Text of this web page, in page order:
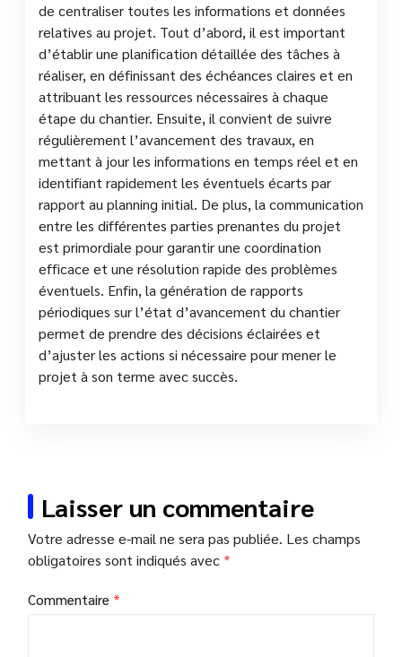
de centraliser toutes les informations et données
relatives au projet. Tout d’abord, il est important
d’établir une planification détaillée des tâches à
réaliser, en définissant des échéances claires et en
attribuant les ressources nécessaires à chaque
étape du chantier. Ensuite, il convient de suivre
régulièrement l’avancement des travaux, en
mettant à jour les informations en temps réel et en
identifiant rapidement les éventuels écarts par
rapport au planning initial. De plus, la communication
entre les différentes parties prenantes du projet
est primordiale pour garantir une coordination
efficace et une résolution rapide des problèmes
éventuels. Enfin, la génération de rapports
périodiques sur l’état d’avancement du chantier
permet de prendre des décisions éclairées et
d’ajuster les actions si nécessaire pour mener le
projet à son terme avec succès.
Laisser un commentaire
Votre adresse e-mail ne sera pas publiée. Les champs
obligatoires sont indiqués avec *
Commentaire *